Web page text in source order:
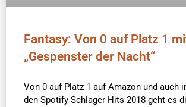
Fantasy: Von 0 auf Platz 1
„Gespenster der Nacht“
Von 0 auf Platz 1 auf Amazon und auch
den Spotify Schlager Hits 2018 geht es